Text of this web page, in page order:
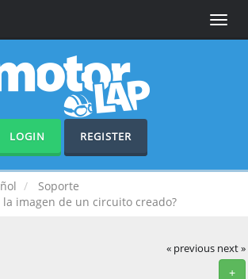
Toggle
LOGIN REGISTER
Soporte
la imagen de un circuito creado?
« previous next »
+